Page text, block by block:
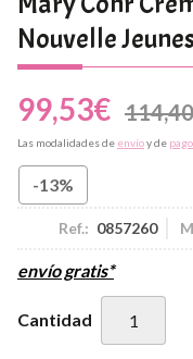
Nouvelle
99,53€ 114,40
Las modalidades de envíoy de pago
-13%
Ref.: 0857260
envío gratis*
Cantidad